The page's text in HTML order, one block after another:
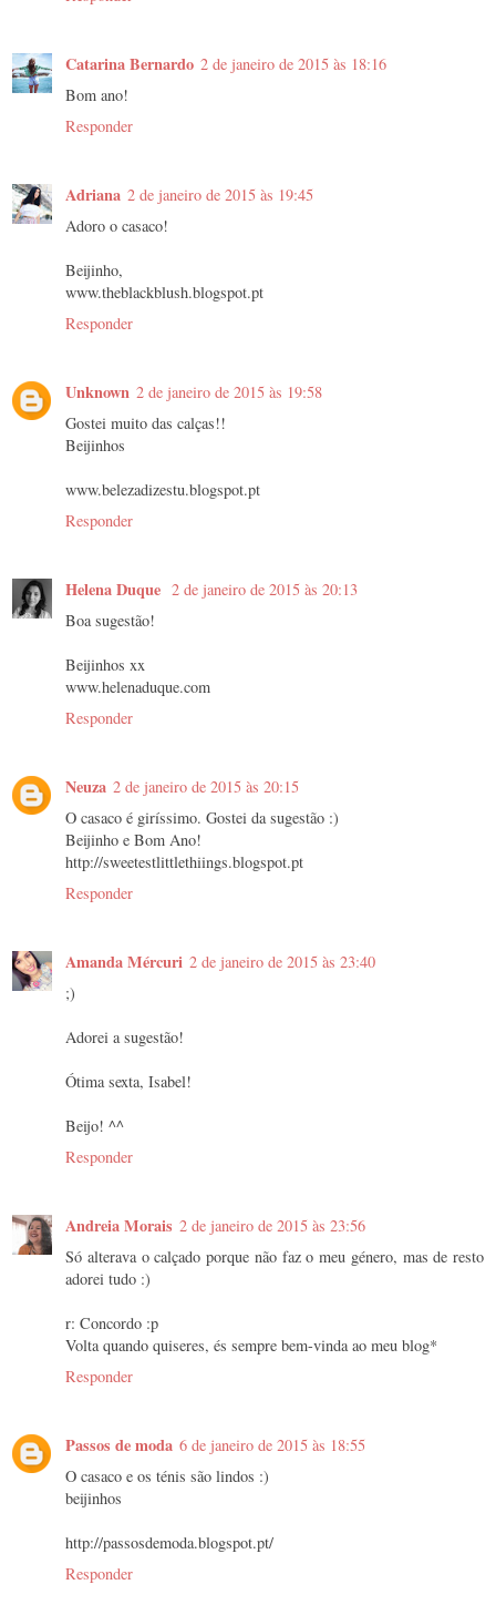
Catarina Bernardo 2 de janeiro de 2015 às 18:16
Bom ano!
Responder
Adriana 2 de janeiro de 2015 às 19:45
Adoro o casaco!
Beijinho,
www.theblackblush.blogspot.pt
Responder
Unknown 2 de janeiro de 2015 às 19:58
Gostei muito das calças!!
Beijinhos
www.belezadizestu.blogspot.pt
Responder
Helena Duque 2 de janeiro de 2015 às 20:13
Boa sugestão!
Beijinhos xx
www.helenaduque.com
Responder
Neuza 2 de janeiro de 2015 às 20:15
O casaco é giríssimo. Gostei da sugestão :)
Beijinho e Bom Ano!
http://sweetestlittlethiings.blogspot.pt
Responder
Amanda Mércuri 2 de janeiro de 2015 às 23:40
;)
Adorei a sugestão!
Ótima sexta, Isabel!
Beijo! ^^
Responder
Andreia Morais 2 de janeiro de 2015 às 23:56
Só alterava o calçado porque não faz o meu género, mas de resto
adorei tudo :)
r: Concordo :p
Volta quando quiseres, és sempre bem-vinda ao meu blog*
Responder
Passos de moda 6 de janeiro de 2015 às 18:55
O casaco e os ténis são lindos :)
beijinhos
http://passosdemoda.blogspot.pt/
Responder